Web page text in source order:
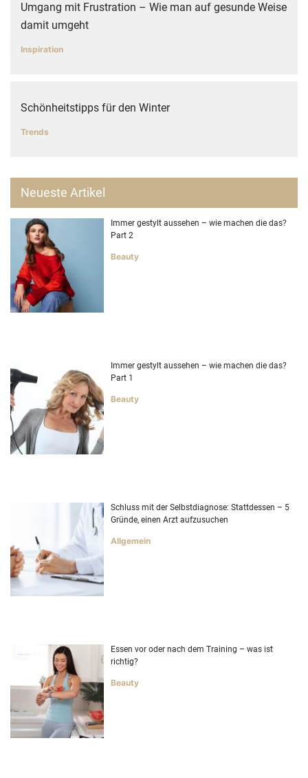
Umgang mit Frustration – Wie man auf gesunde Weise
damit umgeht
Inspiration
Schönheitstipps für den Winter
Trends
Neueste Artikel
Immer gestylt aussehen – wie machen die das?
Part 2
Beauty
Immer gestylt aussehen – wie machen die das?
Part 1
Beauty
Schluss mit der Selbstdiagnose: Stattdessen – 5
Gründe, einen Arzt aufzusuchen
Allgemein
Essen vor oder nach dem Training – was ist
richtig?
Beauty